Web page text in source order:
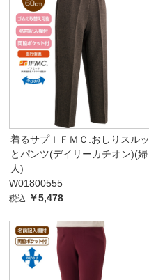
着るサプＩＦＭＣ.おしりスルッ
とパンツ(デイリーカチオン)(婦
人)
W01800555
税込 ￥5,478